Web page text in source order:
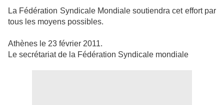
La Fédération Syndicale Mondiale soutiendra cet effort par
tous les moyens possibles.
Athènes le 23 février 2011.
Le secrétariat de la Fédération Syndicale mondiale